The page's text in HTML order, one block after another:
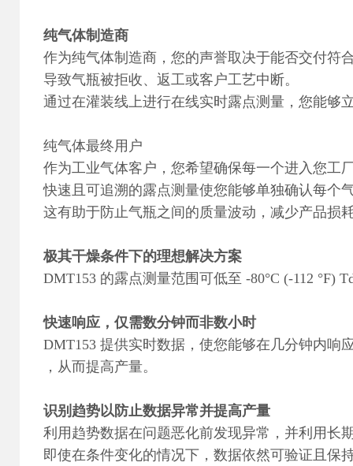
纯气体制造商
作为纯气体制造商，您的声誉取决于能否交付符
导致气瓶被拒收、返工或客户工艺中断。
通过在灌装线上进行在线实时露点测量，您能够
纯气体最终用户
作为工业气体客户，您希望确保每一个进入您工
快速且可追溯的露点测量使您能够单独确认每
这有助于防止气瓶之间的质量波动，减少产品损
极其干燥条件下的理想解决方案
DMT153 的露点测量范围可低至 -80°C (-112 °F)
快速响应，仅需数分钟而非数小时
DMT153 提供实时数据，使您能够在几分钟内响
，从而提高产量。
识别趋势以防止数据异常并提高产量
利用趋势数据在问题恶化前发现异常，并利用长
即使在条件变化的情况下，数据依然可验证且保